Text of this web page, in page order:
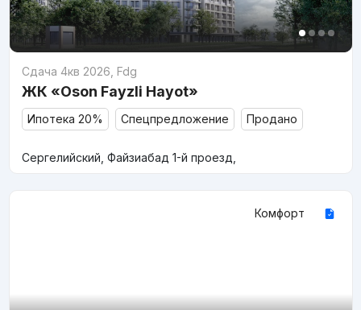
Сдача 4кв 2026 Fdg
ЖК «Oson Fayzli Hayot»
Ипотека 20% Спецпредложение Продано
Сергелийский, Файзиабад 1-й проезд,
Комфорт